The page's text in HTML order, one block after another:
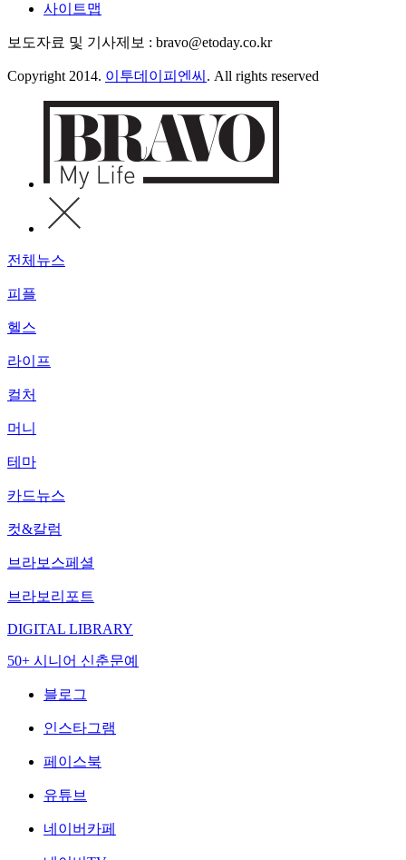
사이트맵
보도자료 및 기사제보 : bravo@etoday.co.kr
Copyright 2014. 이투데이피엔씨 . All rights reserved
전체뉴스
피플
헬스
라이프
컬처
머니
테마
카드뉴스
컷&칼럼
브라보스페셜
브라보리포트
DIGITAL LIBRARY
50+ 시니어 신춘문예
블로그
인스타그램
페이스북
유튜브
네이버카페